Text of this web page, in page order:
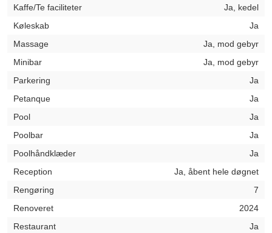
Kaffe/Te faciliteter
Ja, kedel
Køleskab
Ja
Massage
Ja, mod gebyr
Minibar
Ja, mod gebyr
Parkering
Ja
Petanque
Ja
Pool
Ja
Poolbar
Ja
Poolhåndklæder
Ja
Reception
Ja, åbent hele døgnet
Rengøring
7
Renoveret
2024
Restaurant
Ja